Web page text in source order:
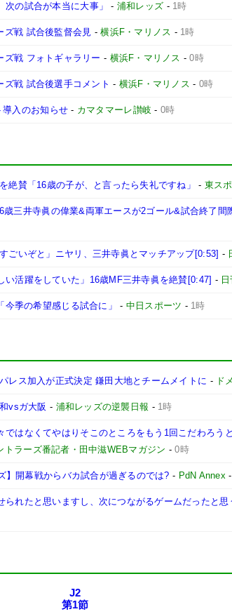
の試合が本当に大事」 - 浦和レッズ - 1時
ズ戦 試合後監督会見 -横浜F・マリノス - 1時
ズ戦 フォトギャラリー - 横浜F・マリノス -0時
戦 試合後選手コメント - 横浜F・マリノス - 0時
導入のお知らせ - カマタマーレ讃岐 - 0時
絶賛「16歳の子が、と言ったら失礼ですね」 - 東スポ
三井寺眞の偉業&両軍エースが2ゴール&試合終了間
ごいぞと」ニヤリ、三井寺眞とマッチアップ[0:53] -
い活躍をしていた」16歳MF三井寺眞を絶賛[0:47] -
季の希望感じる試合に」 - 中日スポーツ - 1時
レス加入が正式決定 鎌田大地とチームメイトに - ド
vsガ大阪 - 浦和レッズの逆襲日報 - 1時
はなくてやはりそこのところをもう1回こだわろう
トラーズ番記者・田中滋WEBマガジン -0時
】開幕戦からバカ試合が過ぎるのでは? - PdN Annex-
れたと思いますし、次につながるゲームだったと思
J2
第1節